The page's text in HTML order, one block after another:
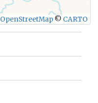
OpenStreetMap © CARTO